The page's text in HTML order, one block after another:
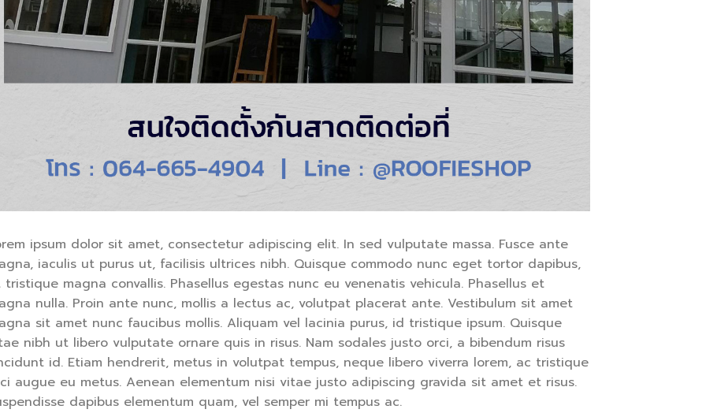
ipsum dolor sit amet, consectetur adipiscing elit. In sed vulputate massa. Fusce ante
iaculis ut purus ut, facilisis ultrices nibh. Quisque commodo nunc eget tortor dapibus,
magna convallis. Phasellus egestas nunc eu venenatis vehicula. Phasellus et
nulla. Proin ante nunc, mollis a lectus ac, volutpat placerat ante. Vestibulum sit amet
sit amet nunc faucibus mollis. Aliquam vel lacinia purus, id tristique ipsum. Quisque
nibh ut libero vulputate ornare quis in risus. Nam sodales justo orci, a bibendum risus
id. Etiam hendrerit, metus in volutpat tempus, neque libero viverra lorem, ac tristique
augue eu metus. Aenean elementum nisi vitae justo adipiscing gravida sit amet et risus.
dapibus elementum quam, vel semper mi tempus ac.